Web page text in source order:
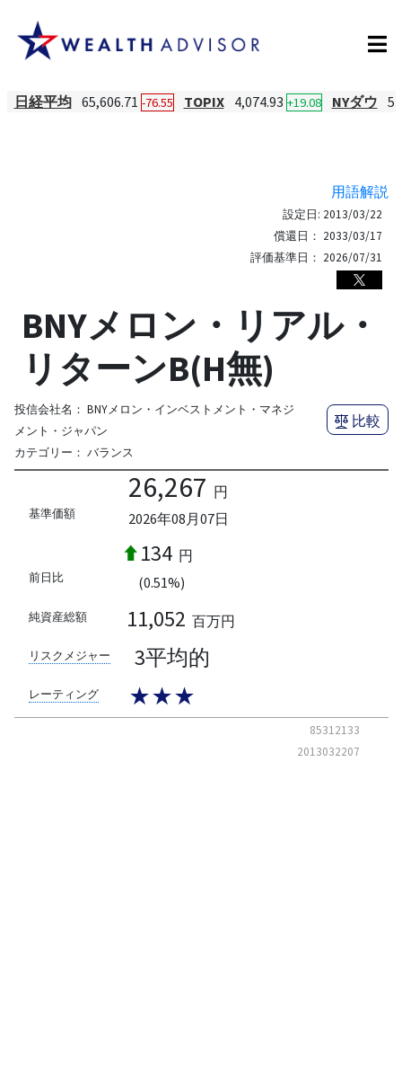
日経平均 65,606.71 -76.55 TOPIX 4,074.93 +19.08 NYダウ
用語解説
設定日: 2013/03/22
償還日： 2033/03/17
評価基準日： 2026/07/31
BNYメロン・リアル・
リターンB(H無)
投信会社名： BNYメロン・インベストメント・マネジ
メント・ジャパン
カテゴリー： バランス
比較
基準価額
26,267 円
2026年08月07日
前日比
134 円
(0.51%)
純資産総額 11,052 百万円
リスクメジャー 3平均的
レーティング ★★★
85312133
2013032207